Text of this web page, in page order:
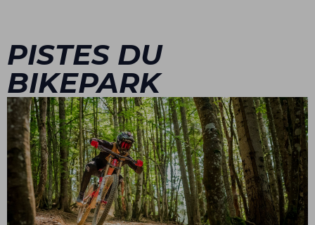
PISTES DU
BIKEPARK
PISTE NOIRE – MAINLINE